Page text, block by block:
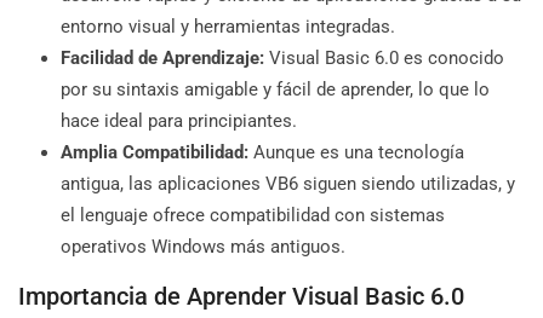
entorno visual y herramientas integradas.
Facilidad de Aprendizaje: Visual Basic 6.0 es conocido
por su sintaxis amigable y fácil de aprender, lo que lo
hace ideal para principiantes.
Amplia Compatibilidad: Aunque es una tecnología
antigua, las aplicaciones VB6 siguen siendo utilizadas, y
el lenguaje ofrece compatibilidad con sistemas
operativos Windows más antiguos.
Importancia de Aprender Visual Basic 6.0